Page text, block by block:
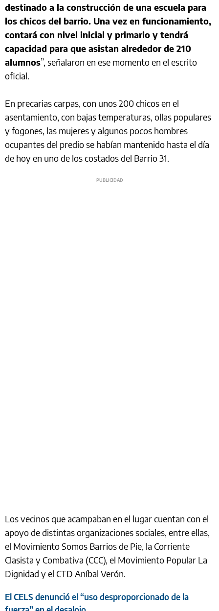
destinado a la construcción de una escuela para
los chicos del barrio. Una vez en funcionamiento,
contará con nivel inicial y primario y tendrá
capacidad para que asistan alrededor de 210
alumnos”, señalaron en ese momento en el escrito
oficial.
En precarias carpas, con unos 200 chicos en el
asentamiento, con bajas temperaturas, ollas populares
y fogones, las mujeres y algunos pocos hombres
ocupantes del predio se habían mantenido hasta el día
de hoy en uno de los costados del Barrio 31.
Los vecinos que acampaban en el lugar cuentan con el
apoyo de distintas organizaciones sociales, entre ellas,
el Movimiento Somos Barrios de Pie, la Corriente
Clasista y Combativa (CCC), el Movimiento Popular La
Dignidad y el CTD Aníbal Verón.
El CELS denunció el “uso desproporcionado de la